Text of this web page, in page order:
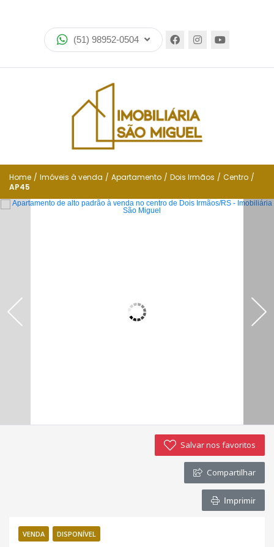
(51) 98952-0504
Imóveis
Encomende seu imóvel
Financiamento
Negocie seu imóvel
Contato
Home / Imóveis à venda / Apartamento / Dois Irmãos / Centro /
AP45
Salvar nos favoritos
Compartilhar
Imprimir
VENDA DISPONÍVEL